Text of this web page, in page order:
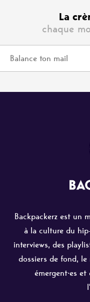
La
chaque
Backpackerz est un
à la culture du
interviews, des
dossiers de fond,
émergent·es